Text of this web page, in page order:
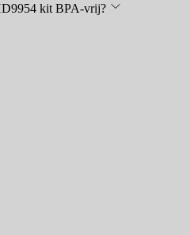
kit BPA-vrij?